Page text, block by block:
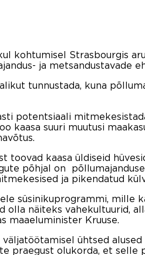
kohtumisel Strasbourgis
ja metsandustavade
tunnustada, kuna
potentsiaali
kaasa suuri muutusi
kaasa üldiseid
põhjal on
ja pikendatud
süsinikuprogrammi, mille
olla näiteks vahekultuurid,
maaeluminister Kruuse.
ühtsed alused
praegust olukorda, et selle